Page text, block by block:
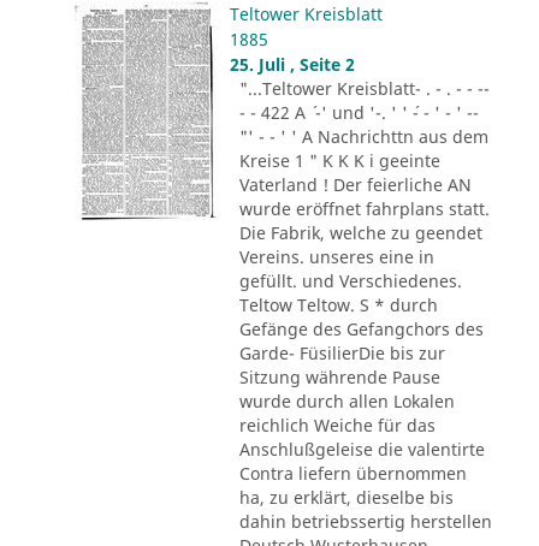
Teltower Kreisblatt
1885
25. Juli , Seite 2
"...Teltower Kreisblatt- . - . - - --
- - 422 A ´ -' und '-. ' ' ´- - ' - ' --
"' - - ' ' A Nachrichttn aus dem
Kreise 1 " K K K i geeinte
Vaterland ! Der feierliche AN
wurde eröffnet fahrplans statt.
Die Fabrik, welche zu geendet
Vereins. unseres eine in
gefüllt. und Verschiedenes.
Teltow Teltow. S * durch
Gefänge des Gefangchors des
Garde- FüsilierDie bis zur
Sitzung währende Pause
wurde durch allen Lokalen
reichlich Weiche für das
Anschlußgeleise die valentirte
Contra liefern übernommen
ha, zu erklärt, dieselbe bis
dahin betriebssertig herstellen